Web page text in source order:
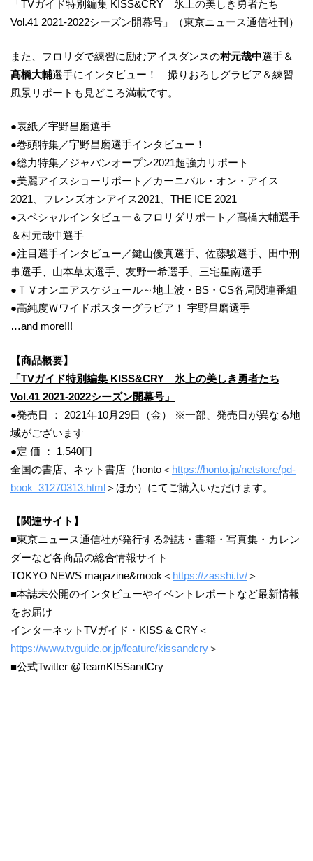
「TVガイド特別編集 KISS&CRY 氷上の美しき勇者たち
Vol.41 2021‐2022シーズン開幕号」（東京ニュース通信社刊）
また、フロリダで練習に励むアイスダンスの村元哉中選手＆
髙橋大輔選手にインタビュー！ 撮りおろしグラビア＆練習
風景リポートも見どころ満載です。
●表紙／宇野昌磨選手
●巻頭特集／宇野昌磨選手インタビュー！
●総力特集／ジャパンオープン2021超強力リポート
●美麗アイスショーリポート／カーニバル・オン・アイス
2021、フレンズオンアイス2021、THE ICE 2021
●スペシャルインタビュー＆フロリダリポート／髙橋大輔選手
＆村元哉中選手
●注目選手インタビュー／鍵山優真選手、佐藤駿選手、田中刑
事選手、山本草太選手、友野一希選手、三宅星南選手
●ＴＶオンエアスケジュール～地上波・BS・CS各局関連番組
●高純度Ｗワイドポスターグラビア！ 宇野昌磨選手
…and more!!!
【商品概要】
「TVガイド特別編集 KISS&CRY 氷上の美しき勇者たち
Vol.41 2021‐2022シーズン開幕号」
●発売日 ： 2021年10月29日（金） ※一部、発売日が異なる地
域がございます
●定 価 ： 1,540円
全国の書店、ネット書店（honto＜ https://honto.jp/netstore/pd-
book_31270313.html＞ほか）にてご購入いただけます。
【関連サイト】
■東京ニュース通信社が発行する雑誌・書籍・写真集・カレン
ダーなど各商品の総合情報サイト
TOKYO NEWS magazine&mook＜ https://zasshi.tv/＞
■本誌未公開のインタビューやイベントレポートなど最新情報
をお届け
インターネットTVガイド・KISS & CRY＜
https://www.tvguide.or.jp/feature/kissandcry＞
■公式Twitter @TeamKISSandCry